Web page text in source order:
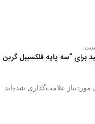
برای “سه پایه فلکسیبل گرین
علامت‌گذاری شده‌اند